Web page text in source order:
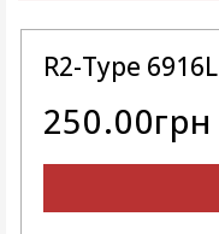
R2-Type 6916L
250.00грн